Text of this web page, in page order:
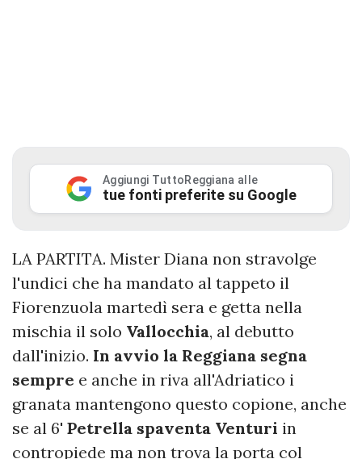
Aggiungi TuttoReggiana alle
tue fonti preferite su Google
LA PARTITA. Mister Diana non stravolge
l'undici che ha mandato al tappeto il
Fiorenzuola martedì sera e getta nella
mischia il solo Vallocchia, al debutto
dall'inizio. In avvio la Reggiana segna
sempre e anche in riva all'Adriatico i
granata mantengono questo copione, anche
se al 6' Petrella spaventa Venturi in
contropiede ma non trova la porta col